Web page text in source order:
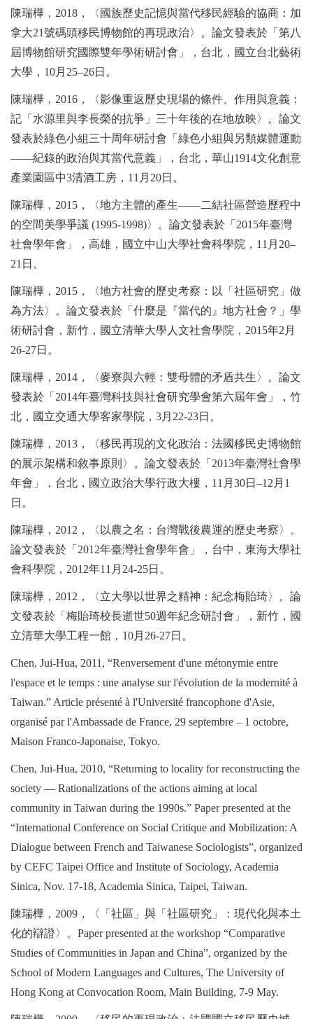
陳瑞樺， 2018 ，〈國族歷史記憶與當代移民經驗的協商：加
拿大21號碼頭移民博物館的再現政治〉。論文發表於「第八
屆博物館研究國際雙年學術研討會」，台北，國立台北藝術
大學， 10月 25–26日。
陳瑞樺， 2016 ，〈影像重返歷史現場的條件、作用與意義：
記「水源里與李長榮的抗爭」三十年後的在地放映〉。論文
發表於綠色小組三十周年研討會「綠色小組與另類媒體運動
——紀錄的政治與其當代意義」，台北，華山1914文化創意
產業園區中3清酒工房， 11 月 20日。
陳瑞樺， 2015 ，〈地方主體的產生——二結社區營造歷程中
的空間美學爭議 (1995-1998)〉。論文發表於「 2015年臺灣
社會學年會」，高雄，國立中山大學社會科學院， 11 月 20–
21 日。
陳瑞樺， 2015 ，〈地方社會的歷史考察：以「社區研究」做
為方法〉。論文發表於「什麼是『當代的』地方社會？」學
術研討會，新竹，國立清華大學人文社會學院， 2015年2 月
26-27日。
陳瑞樺， 2014 ，〈麥寮與六輕：雙母體的矛盾共生〉。論文
發表於「 2014年臺灣科技與社會研究學會第六屆年會」，竹
北，國立交通大學客家學院， 3月 22-23日。
陳瑞樺， 2013 ，〈移民再現的文化政治：法國移民史博物館
的展示架構和敘事原則〉。論文發表於「 2013年臺灣社會學
年會」，台北，國立政治大學行政大樓， 11 月 30日 –12 月 1
日。
陳瑞樺， 2012 ，〈以農之名：台灣戰後農運的歷史考察〉。
論文發表於「 2012年臺灣社會學年會」，台中，東海大學社
會科學院， 2012年11 月 24-25日。
陳瑞樺， 2012 ，〈立大學以世界之精神：紀念梅貽琦〉。論
文發表於「梅貽琦校長逝世50週年紀念研討會」，新竹，國
立清華大學工程一館， 10月 26-27日。
Chen, Jui-Hua, 2011, “Renversement d'une métonymie entre
l'espace et le temps : une analyse sur l'évolution de la modernité à
Taiwan.” Article présenté à l'Université francophone d'Asie,
organisé par l'Ambassade de France, 29 septembre – 1 octobre,
Maison Franco-Japonaise, Tokyo.
Chen, Jui-Hua, 2010, “Returning to locality for reconstructing the
society — Rationalizations of the actions aiming at local
community in Taiwan during the 1990s.” Paper presented at the
“International Conference on Social Critique and Mobilization: A
Dialogue between French and Taiwanese Sociologists”, organized
by CEFC Taipei Office and Institute of Sociology, Academia
Sinica, Nov. 17-18, Academia Sinica, Taipei, Taiwan.
陳瑞樺， 2009 ，〈「社區」與「社區研究」：現代化與本土
化的辯證〉。 Paper presented at the workshop “Comparative
Studies of Communities in Japan and China”, organized by the
School of Modern Languages and Cultures, The University of
Hong Kong at Convocation Room, Main Building, 7-9 May.